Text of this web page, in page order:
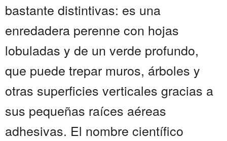
bastante distintivas: es una
enredadera perenne con hojas
lobuladas y de un verde profundo,
que puede trepar muros, árboles y
otras superficies verticales gracias a
sus pequeñas raíces aéreas
adhesivas. El nombre científico